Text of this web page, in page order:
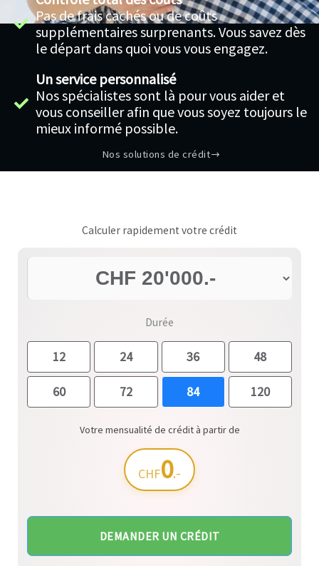
Pas de frais cachés ou de coûts
supplémentaires surprenants. Vous savez dès
le départ dans quoi vous vous engagez.
Un service personnalisé
Nos spécialistes sont là pour vous aider et
vous conseiller afin que vous soyez toujours le
mieux informé possible.
Nos solutions de crédit
Calculer rapidement votre crédit
Durée
12 24 36 48
60 72 84 120
Votre mensualité de crédit à partir de
CHF0.-
DEMANDER UN CRÉDIT